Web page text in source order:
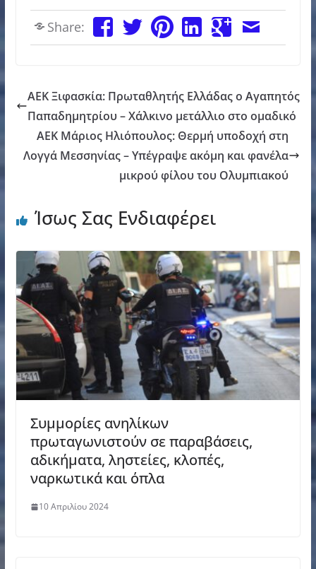
Share:
ΑΕΚ Ξιφασκία: Πρωταθλητής Ελλάδας ο Αγαπητός
Παπαδημητρίου – Χάλκινο μετάλλιο στο ομαδικό
AEK Μάριος Ηλιόπουλος: Θερμή υποδοχή στη
Λογγά Μεσσηνίας – Υπέγραψε ακόμη και φανέλα
μικρού φίλου του Ολυμπιακού
Ίσως Σας Ενδιαφέρει
Συμμορίες ανηλίκων
πρωταγωνιστούν σε παραβάσεις,
αδικήματα, ληστείες, κλοπές,
ναρκωτικά και όπλα
10 Απριλίου 2024